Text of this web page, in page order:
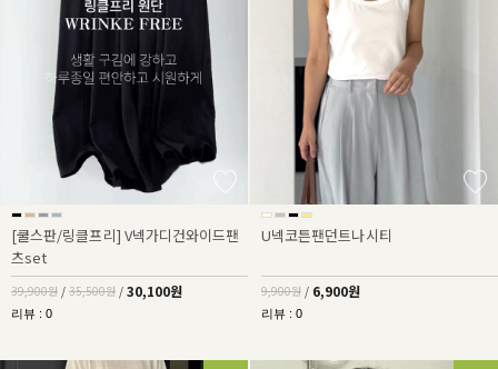
[쿨스판/링클프리] V넥가디건와이드팬
츠set
39,900원 / 35,500원 / 30,100원
리뷰 : 0
U넥코튼팬던트나시티
9,900원 / 6,900원
리뷰 : 0